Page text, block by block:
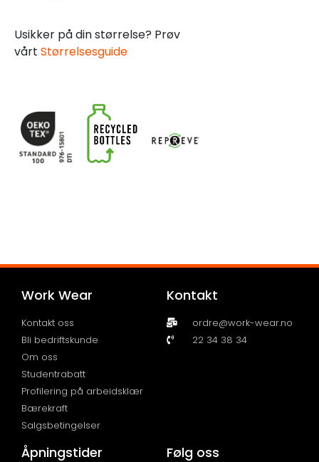
Usikker på din størrelse? Prøv
vårt Størrelsesguide
Work Wear
Kontakt oss
Bli bedriftskunde
Om oss
Studentrabatt
Profilering på arbeidsklær
Bærekraft
Salgsbetingelser
Kontakt
ordre@work-wear.no
22 34 38 34
Åpningstider Følg oss